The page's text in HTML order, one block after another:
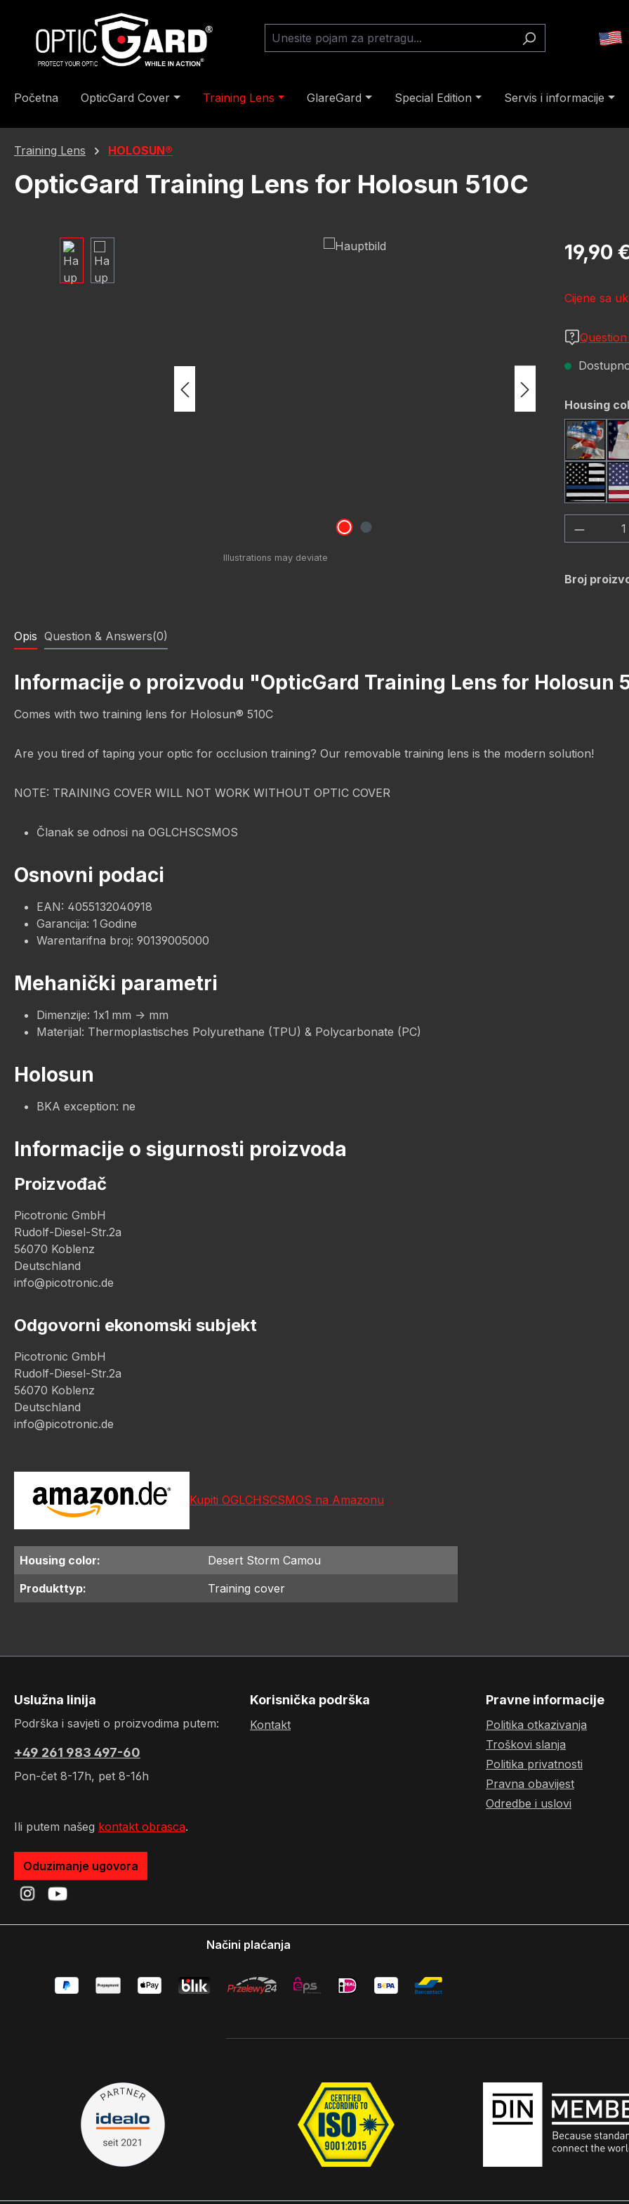
na glavni sadržaj
Preskoči na pretragu
Preskoči na glavnu navigaciju
Početna OpticGard Cover Training Lens GlareGard Special Edition Servis i informacije
Training Lens HOLOSUN®
OpticGard Training Lens for Holosun 510C
Preskoči galeriju slika Redovna
19,90 €
Cijene sa
Odaberi
Housing
Thin
Broj
Opis Question & Answers(0)
Informacije o proizvodu "OpticGard Training Lens for Holosun
Comes with two training lens for Holosun® 510C
Are you tired of taping your optic for occlusion training? Our removable training lens is the modern solution!
NOTE: TRAINING COVER WILL NOT WORK WITHOUT OPTIC COVER
Članak se odnosi na OGLCHSCSMOS
Osnovni podaci
EAN: 4055132040918
Garancija: 1 Godine
Warentarifna broj: 90139005000
Mehanički parametri
Dimenzije: 1x1 mm -> mm
Materijal: Thermoplastisches Polyurethane (TPU) & Polycarbonate (PC)
Holosun
BKA exception: ne
Informacije o sigurnosti proizvoda
Proizvođač
Picotronic GmbH
Rudolf-Diesel-Str.2a
56070 Koblenz
Deutschland
info@picotronic.de
Odgovorni ekonomski subjekt
Picotronic GmbH
Rudolf-Diesel-Str.2a
56070 Koblenz
Deutschland
info@picotronic.de
Kupiti OGLCHSCSMOS na Amazonu
Housing color:
Desert Storm Camou
Produkttyp:
Training cover
Uslužna linija
Podrška i savjeti o proizvodima putem:
+49 261 983 497-60
Pon-čet 8-17h, pet 8-16h
Ili putem našeg kontakt obrasca.
Oduzimanje ugovora
Korisnička podrška
Kontakt
Pravne informacije
Politika otkazivanja
Troškovi slanja
Politika privatnosti
Pravna obavijest
Odredbe i uslovi
Načini plaćanja